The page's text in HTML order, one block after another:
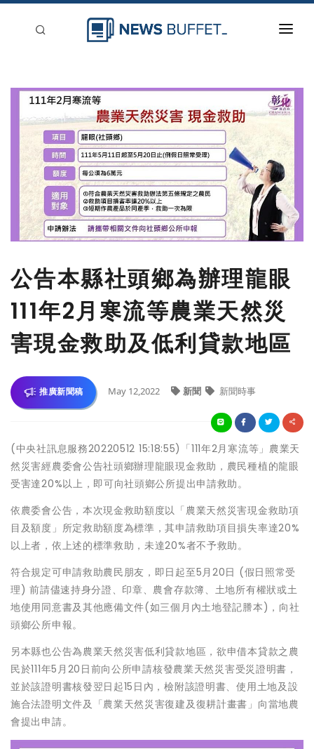
新聞稿分類
登入
刊登
公告本縣社頭鄉為辦理龍眼
111年2月寒流等農業天然災
害現金救助及低利貸款地區
推廣新聞稿 May 12,2022 新聞 新聞時事
(中央社訊息服務20220512 15:18:55)「111年2月寒流等」農業天
然災害經農委會公告社頭鄉辦理龍眼現金救助，農民種植的龍眼
受害達20%以上，即可向社頭鄉公所提出申請救助。
依農委會公告，本次現金救助額度以「農業天然災害現金救助項
目及額度」所定救助額度為標準，其申請救助項目損失率達20%
以上者，依上述的標準救助，未達20%者不予救助。
符合規定可申請救助農民朋友，即日起至5月20日 (假日照常受
理) 前請儘速持身分證、印章、農會存款簿、土地所有權狀或土
地使用同意書及其他應備文件(如三個月內土地登記謄本)，向社
頭鄉公所申報。
另本縣也公告為農業天然災害低利貸款地區，欲申借本貸款之農
民於111年5月20日前向公所申請核發農業天然災害受災證明書，
並於該證明書核發翌日起15日內，檢附該證明書、使用土地及設
施合法證明文件及「農業天然災害復建及復耕計畫書」向當地農
會提出申請。